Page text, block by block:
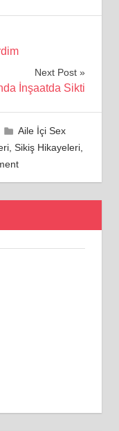
Next Post
İnşaatda Sikti
Aile İçi Sex
, Sikiş Hikayeleri,